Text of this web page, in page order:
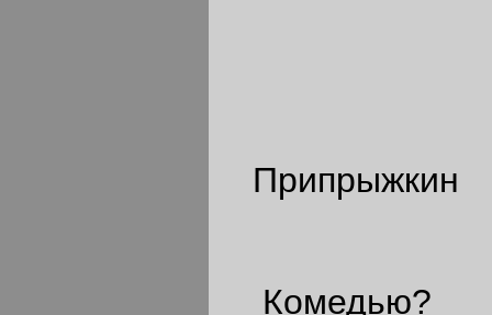
Припрыжкин
Комедью?